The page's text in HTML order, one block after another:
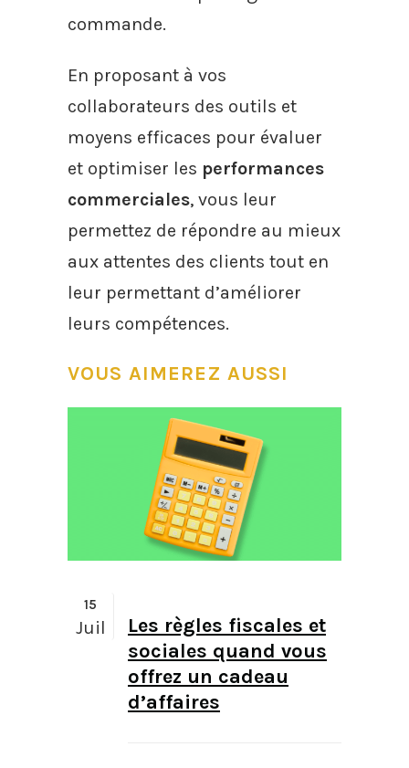
commande.
En proposant à vos
collaborateurs des outils et
moyens efficaces pour évaluer
et optimiser les performances
commerciales, vous leur
permettez de répondre au mieux
aux attentes des clients tout en
leur permettant d’améliorer
leurs compétences.
VOUS AIMEREZ AUSSI
15
Juil
Les règles fiscales et
sociales quand vous
offrez un cadeau
d’affaires